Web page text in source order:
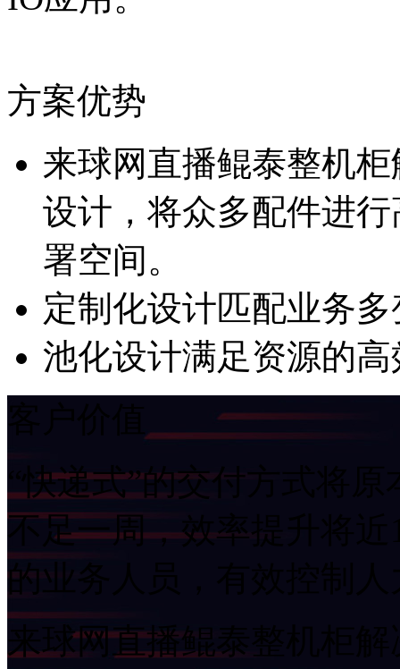
方案优势
来球网直播鲲泰整机柜
设计，将众多配件进行
署空间。
定制化设计匹配业务
池化设计满足资源的高
“快递式”的交付方式将
不足一周，效率提升
的业务人员，有效控制
来球网直播鲲泰整机柜